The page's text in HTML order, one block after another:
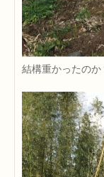
結構重かったのか